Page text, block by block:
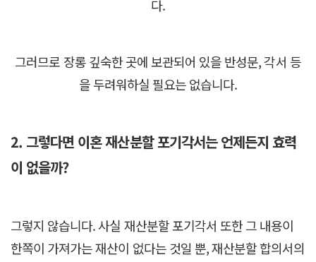
다.
그러므로 장롱 깊숙한 곳에 보관되어 있을 반성문, 각서 등
을 두려워하실 필요는 없습니다.
2. 그렇다면 이혼 재산분할 포기각서는 언제든지 효력
이 없을까?
그렇지 않습니다. 사실 재산분할 포기각서 또한 그 내용이
한쪽이 가져가는 재산이 없다는 것일 뿐, 재산분할 합의서의